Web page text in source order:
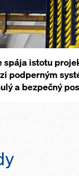
istotu
podperným
a bezpečný